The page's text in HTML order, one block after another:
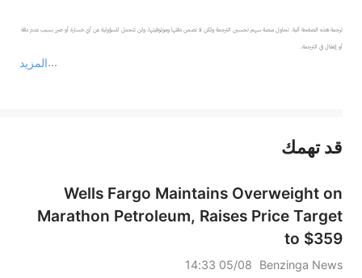
المزيد
ترجمة هذه الصفحة آلية. تحاول منصة سهم تحسين الترجمة ولكن لا تضمن دقتها وموثوقيتها، ولن تتحمل المسؤولية عن أي خسارة أو ضرر بسبب عدم دقة
أو إغفال في الترجمة.
عند الضرورة، يرجى استشارة مستشار استثمار محترف. لا تقدم منصة سهم أي مشورة استثمارية، ولا تقدم أي التزامات أو ضمانات.
قد تهمك
Wells Fargo Maintains Overweight on
Marathon Petroleum, Raises Price Target
to $359
Benzinga News
05/08 14:33